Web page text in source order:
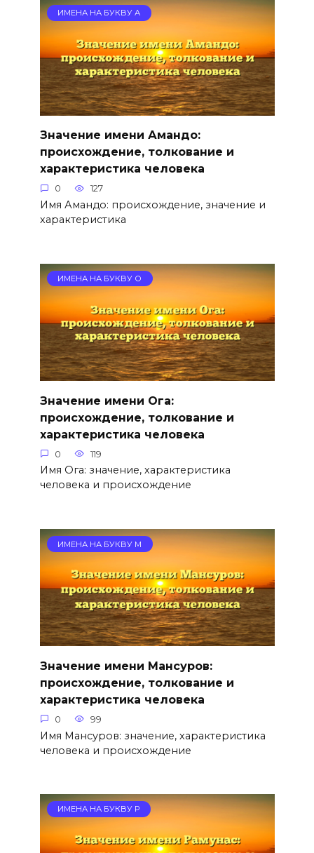
ИМЕНА НА БУКВУ А
Значение имени Амандо:
происхождение, толкование и
характеристика человека
0 127
Имя Амандо: происхождение, значение и
характеристика
ИМЕНА НА БУКВУ О
Значение имени Ога:
происхождение, толкование и
характеристика человека
0 119
Имя Ога: значение, характеристика
человека и происхождение
ИМЕНА НА БУКВУ М
Значение имени Мансуров:
происхождение, толкование и
характеристика человека
0 99
Имя Мансуров: значение, характеристика
человека и происхождение
ИМЕНА НА БУКВУ Р